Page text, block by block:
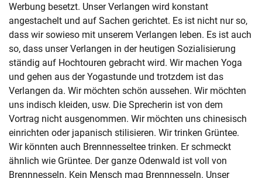
Werbung besetzt. Unser Verlangen wird konstant
angestachelt und auf Sachen gerichtet. Es ist nicht nur so,
dass wir sowieso mit unserem Verlangen leben. Es ist auch
so, dass unser Verlangen in der heutigen Sozialisierung
ständig auf Hochtouren gebracht wird. Wir machen Yoga
und gehen aus der Yogastunde und trotzdem ist das
Verlangen da. Wir möchten schön aussehen. Wir möchten
uns indisch kleiden, usw. Die Sprecherin ist von dem
Vortrag nicht ausgenommen. Wir möchten uns chinesisch
einrichten oder japanisch stilisieren. Wir trinken Grüntee.
Wir könnten auch Brennnesseltee trinken. Er schmeckt
ähnlich wie Grüntee. Der ganze Odenwald ist voll von
Brennnesseln. Kein Mensch mag Brennnesseln. Unser